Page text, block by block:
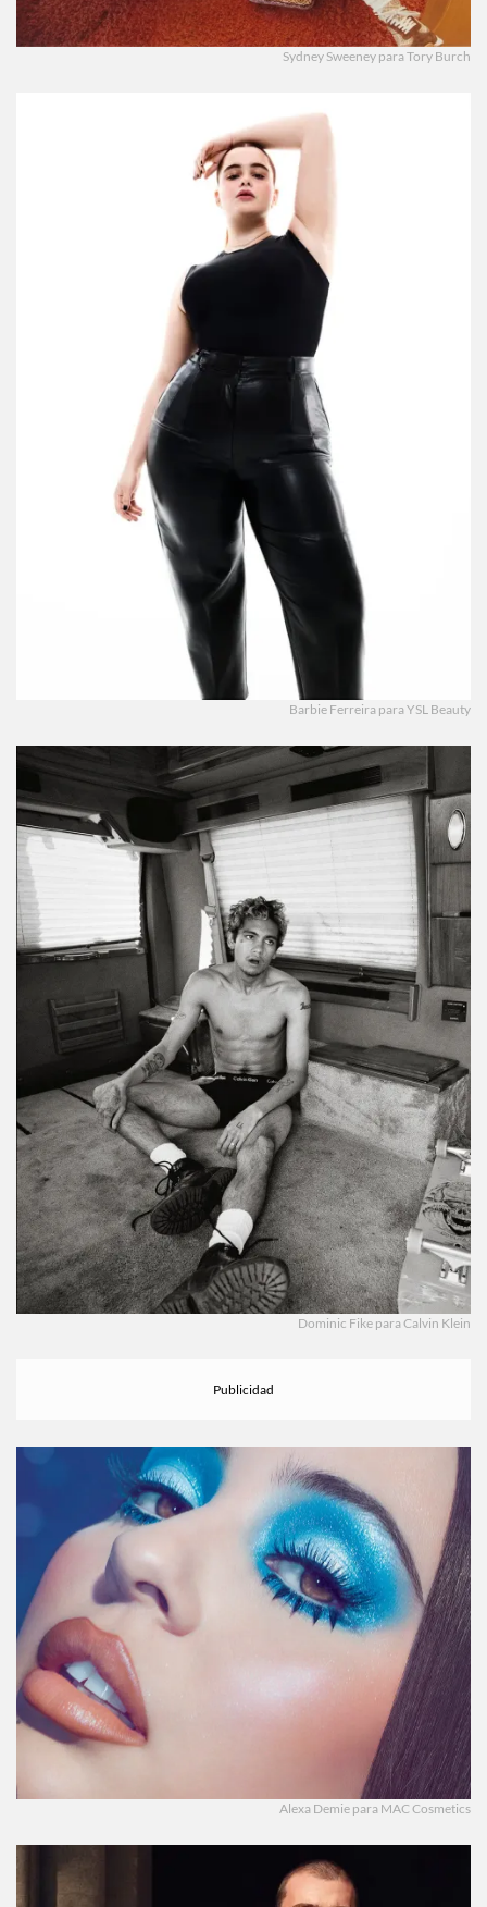
Sydney Sweeney para Tory Burch
Barbie Ferreira para YSL Beauty
Dominic Fike para Calvin Klein
Alexa Demie para MAC Cosmetics